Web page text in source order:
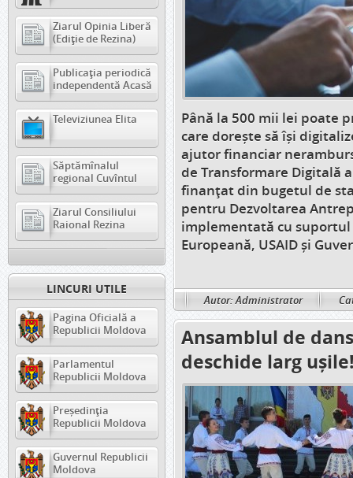
Ziarul Opinia Liberă
(Ediție de Rezina)
Publicația periodică
independentă Acasă
Televiziunea Elita
Săptămînalul
regional Cuvîntul
Ziarul Consiliului
Raional Rezina
LINCURI UTILE
Pagina Oficială a
Republicii Moldova
Parlamentul
Republicii Moldova
Președinția
Republicii Moldova
Guvernul Republicii
Moldova
Până la 500 mii lei poate
care dorește să își
ajutor financiar
de Transformare Digitală
finanțat din bugetul de
pentru Dezvoltarea
implementată cu
Europeană, USAID și
Autor: Administrator
Ansamblul de
deschide larg